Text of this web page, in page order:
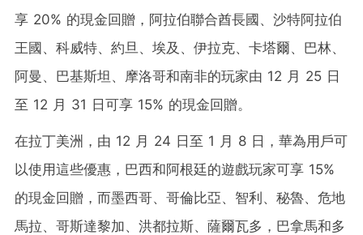
享 20% 的現金回贈，阿拉伯聯合酋長國、沙特阿拉伯
王國、科威特、約旦、埃及、伊拉克、卡塔爾、巴林、
阿曼、巴基斯坦、摩洛哥和南非的玩家由 12 月 25 日
至 12 月 31 日可享 15% 的現金回贈。
在拉丁美洲，由 12 月 24 日至 1 月 8 日，華為用戶可
以使用這些優惠，巴西和阿根廷的遊戲玩家可享 15%
的現金回贈，而墨西哥、哥倫比亞、智利、秘魯、危地
馬拉、哥斯達黎加、洪都拉斯、薩爾瓦多，巴拿馬和多